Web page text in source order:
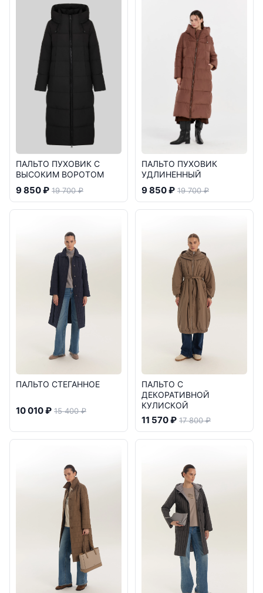
ПАЛЬТО ПУХОВИК С
ВЫСОКИМ ВОРОТОМ
9 850 ₽ 19 700 ₽
ПАЛЬТО ПУХОВИК
УДЛИНЕННЫЙ
9 850 ₽ 19 700 ₽
ПАЛЬТО СТЕГАННОЕ
10 010 ₽ 15 400 ₽
ПАЛЬТО С
ДЕКОРАТИВНОЙ
КУЛИСКОЙ
11 570 ₽ 17 800 ₽